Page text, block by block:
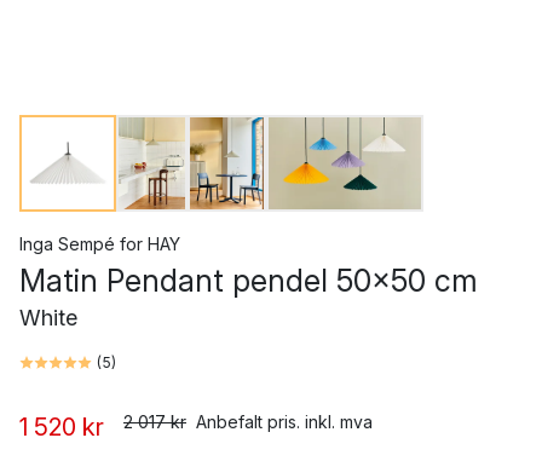
Inga Sempé for HAY
Matin Pendant pendel 50x50 cm
White
(5)
1 520 kr 2 017 kr Anbefalt pris. inkl. mva